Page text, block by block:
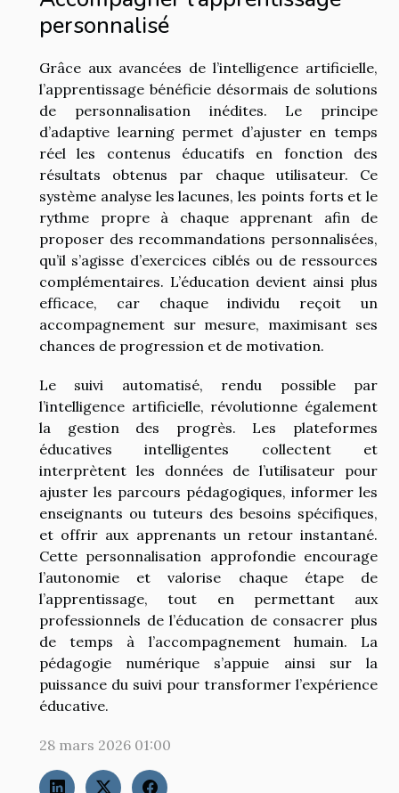
personnalisé
Grâce aux avancées de l’intelligence artificielle,
l’apprentissage bénéficie désormais de solutions
de personnalisation inédites. Le principe
d’adaptive learning permet d’ajuster en temps
réel les contenus éducatifs en fonction des
résultats obtenus par chaque utilisateur. Ce
système analyse les lacunes, les points forts et le
rythme propre à chaque apprenant afin de
proposer des recommandations personnalisées,
qu’il s’agisse d’exercices ciblés ou de ressources
complémentaires. L’éducation devient ainsi plus
efficace, car chaque individu reçoit un
accompagnement sur mesure, maximisant ses
chances de progression et de motivation.
Le suivi automatisé, rendu possible par
l’intelligence artificielle, révolutionne également
la gestion des progrès. Les plateformes
éducatives intelligentes collectent et
interprètent les données de l’utilisateur pour
ajuster les parcours pédagogiques, informer les
enseignants ou tuteurs des besoins spécifiques,
et offrir aux apprenants un retour instantané.
Cette personnalisation approfondie encourage
l’autonomie et valorise chaque étape de
l’apprentissage, tout en permettant aux
professionnels de l’éducation de consacrer plus
de temps à l’accompagnement humain. La
pédagogie numérique s’appuie ainsi sur la
puissance du suivi pour transformer l’expérience
éducative.
28 mars 2026 01:00